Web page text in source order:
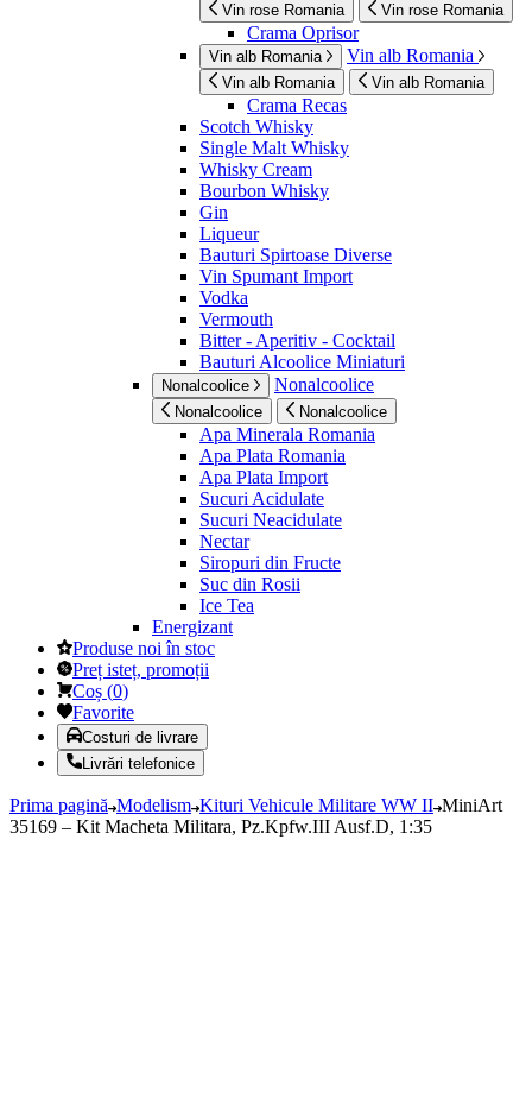
Vin rose Romania Vin rose Romania
Crama Oprisor
Vin alb Romania Vin alb Romania
Vin alb Romania Vin alb Romania
Crama Recas
Scotch Whisky
Single Malt Whisky
Whisky Cream
Bourbon Whisky
Gin
Liqueur
Bauturi Spirtoase Diverse
Vin Spumant Import
Vodka
Vermouth
Bitter - Aperitiv - Cocktail
Bauturi Alcoolice Miniaturi
Nonalcoolice Nonalcoolice
Nonalcoolice Nonalcoolice
Apa Minerala Romania
Apa Plata Romania
Apa Plata Import
Sucuri Acidulate
Sucuri Neacidulate
Nectar
Siropuri din Fructe
Suc din Rosii
Ice Tea
Energizant
Produse noi în stoc
Preț isteț, promoții
Coș (0)
Favorite
Costuri de livrare
Livrări telefonice
Prima pagină Modelism Kituri Vehicule Militare WW II MiniArt
35169 – Kit Macheta Militara, Pz.Kpfw.III Ausf.D, 1:35